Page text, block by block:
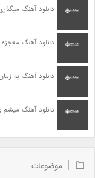
دانلود آهنگ
دانلود آهنگ
دانلود آهنگ یه
دانلود آهنگ
موضوعات